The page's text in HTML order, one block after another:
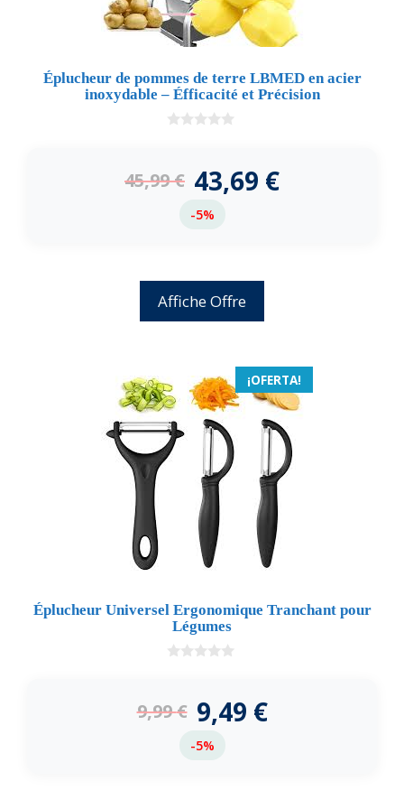
Éplucheur de pommes de terre LBMED en acier
inoxydable – Éfficacité et Précision
5
45,99€ 43,69 €
-5%
Affiche Offre
¡OFERTA!
Éplucheur Universel Ergonomique Tranchant pour
Légumes
5
9,99€ 9,49 €
-5%